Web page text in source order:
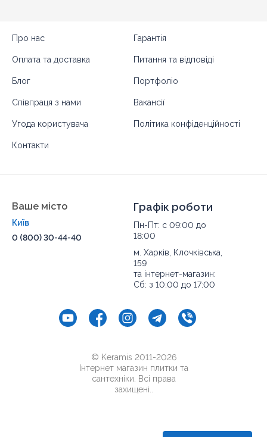
Про нас Гарантія
Оплата та доставка Питання та відповіді
Блог Портфоліо
Співпраця з нами Вакансії
Угода користувача Політика конфіденційності
Контакти
Ваше місто
Київ
0 (800) 30-44-40
Графік роботи
Пн-Пт: с 09:00 до
18:00
м. Харків, Клочківська,
159
та інтернет-магазин:
Сб: з 10:00 до 17:00
© Keramis 2011-2026
Інтернет магазин плитки та
сантехніки. Всі права
захищені..